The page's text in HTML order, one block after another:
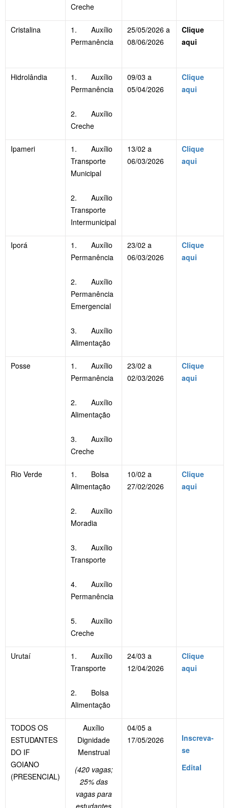
Creche
Cristalina
1. Auxílio
Permanência
25/05/2026 a
08/06/2026
Clique
aqui
Hidrolândia
1. Auxílio
Permanência
2. Auxílio
Creche
09/03 a
05/04/2026
Clique
aqui
Ipameri
1. Auxílio
Transporte
Municipal
2. Auxílio
Transporte
Intermunicipal
13/02 a
06/03/2026
Clique
aqui
Iporá
1. Auxílio
Permanência
2. Auxílio
Permanência
Emergencial
3. Auxílio
Alimentação
23/02 a
06/03/2026
Clique
aqui
Posse
1. Auxílio
Permanência
2. Auxílio
Alimentação
3. Auxílio
Creche
23/02 a
02/03/2026
Clique
aqui
Rio Verde
1. Bolsa
Alimentação
2. Auxílio
Moradia
3. Auxílio
Transporte
4. Auxílio
Permanência
5. Auxílio
Creche
10/02 a
27/02/2026
Clique
aqui
Urutaí
1. Auxílio
Transporte
2. Bolsa
Alimentação
24/03 a
12/04/2026
Clique
aqui
TODOS OS
ESTUDANTES
DO IF
GOIANO
(PRESENCIAL)
Auxílio
Dignidade
Menstrual
(420 vagas;
25% das
vagas para
estudantes
04/05 a
17/05/2026
Inscreva-
se
Edital